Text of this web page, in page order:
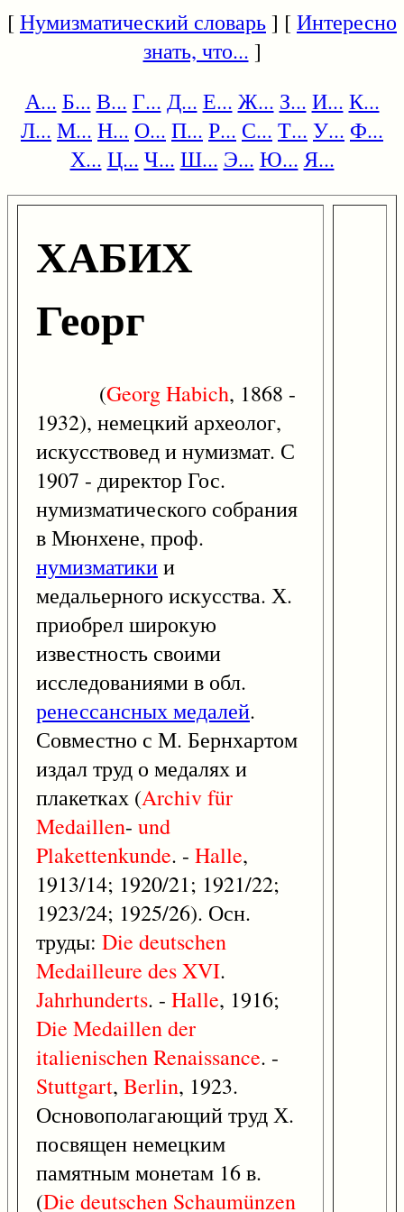
[Нумизматический словарь] [Интересно
знать, что... ]
А... Б... В... Г... Д... Е... Ж... З... И... К...
Л... М... Н... О... П... Р... С... Т... У... Ф...
Х... Ц... Ч... Ш... Э... Ю... Я...
ХАБИХ
Георг
(GeorgHabich, 1868 -
1932), немецкий археолог,
искусствовед и нумизмат. С
1907 - директор Гос.
нумизматического собрания
в Мюнхене, проф.
нумизматикии
медальерного искусства. Х.
приобрел широкую
известность своими
исследованиями в обл.
ренессансных медалей.
Совместно с М. Бернхартом
издал труд о медалях и
плакетках (Archivfür
Medaillen- und
Plakettenkunde. - Halle,
1913/14; 1920/21; 1921/22;
1923/24; 1925/26). Осн.
труды: Die deutschen
Medailleure desXVI.
Jahrhunderts. - Halle, 1916;
Die Medaillender
italienischenRenaissance. -
Stuttgart, Berlin, 1923.
Основополагающий труд Х.
посвящен немецким
памятным монетам 16 в.
(Die deutschen Schaumünzen